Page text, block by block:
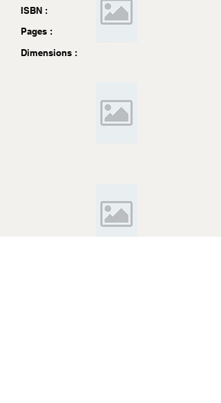
ISBN :
Pages :
Dimensions :